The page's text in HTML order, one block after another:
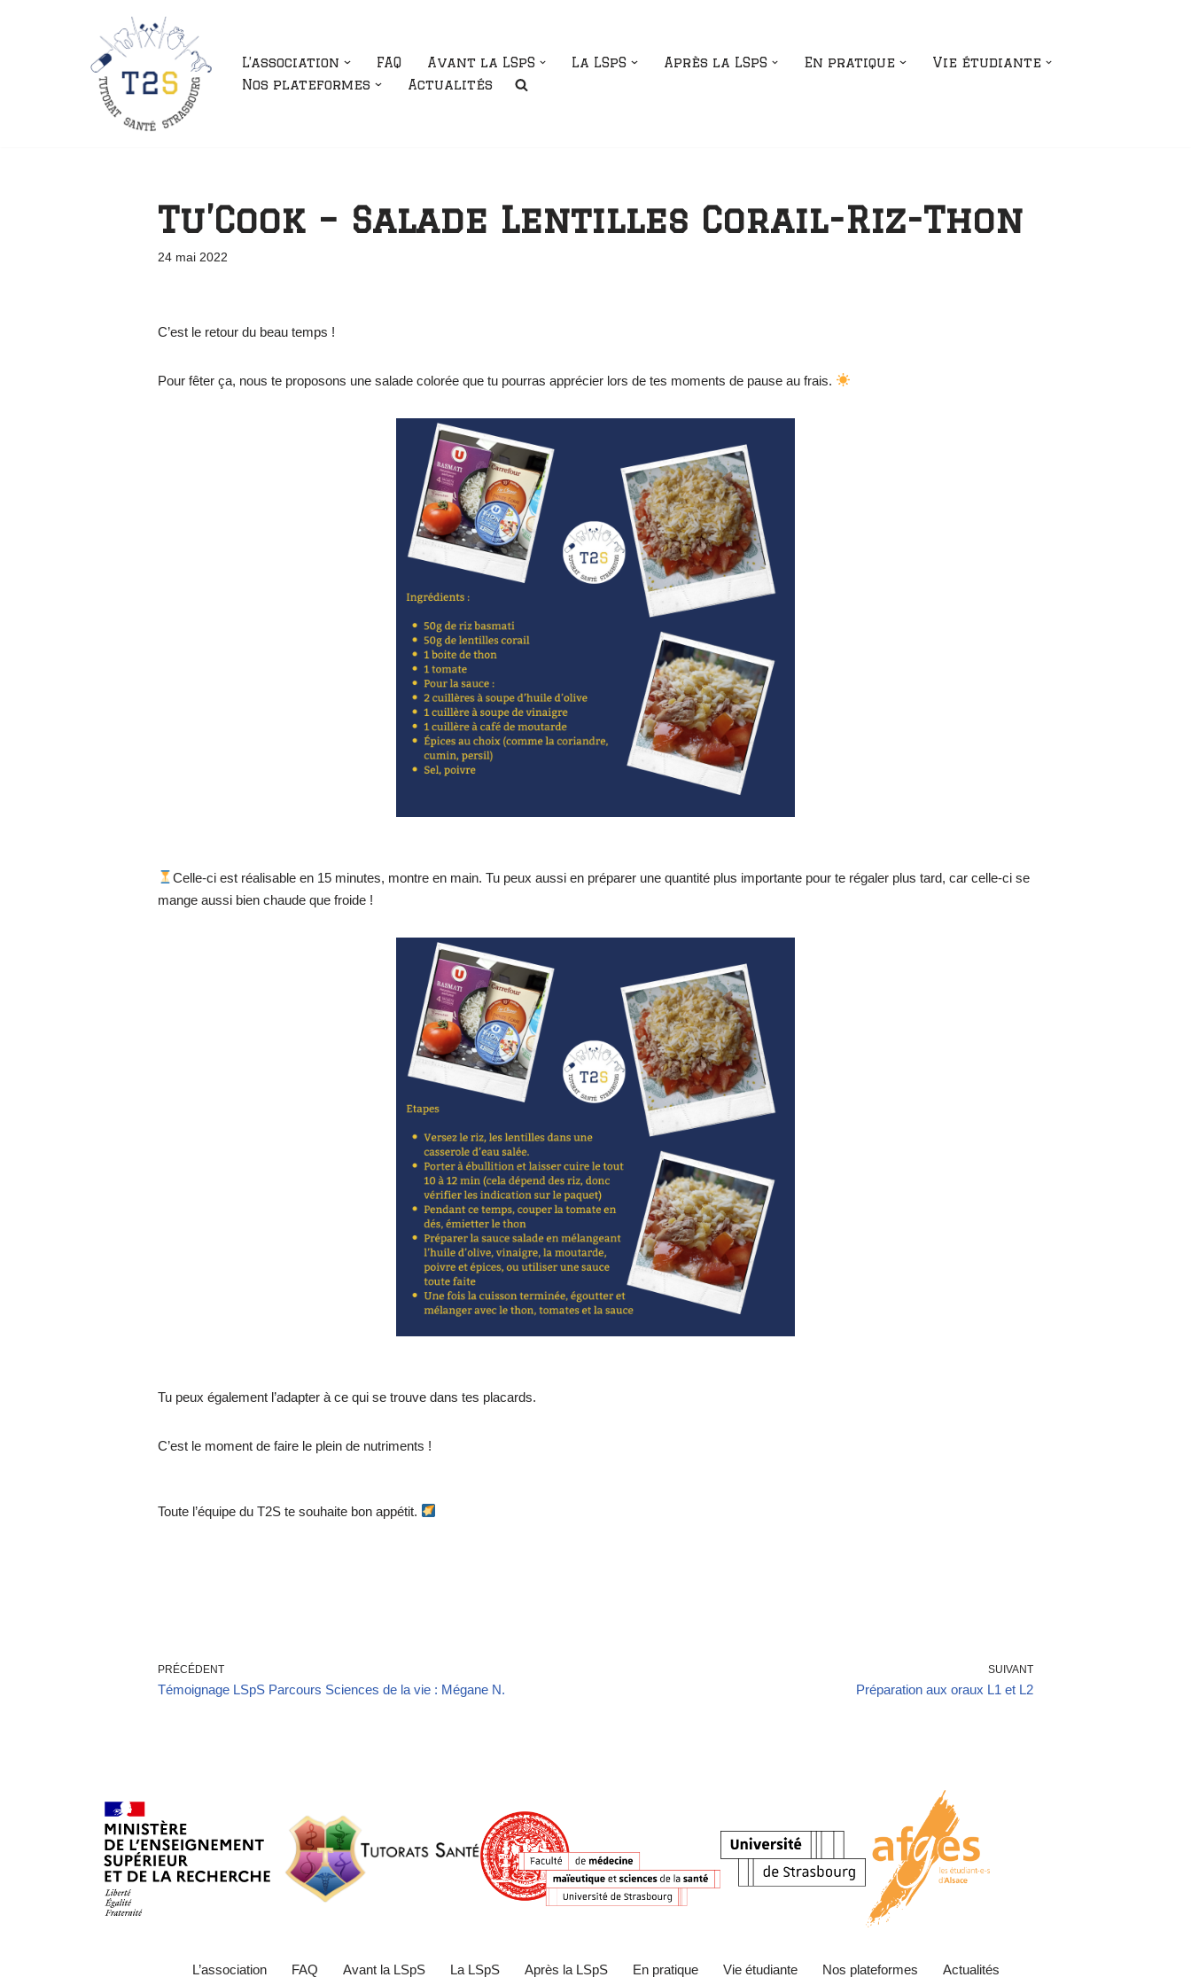
L’association FAQ Avant la LSpS La LSpS Après la LSpS En pratique
Vie étudiante
Nos plateformes
Actualités
Tu’Cook – Salade Lentilles Corail-Riz-Thon
24 mai 2022
C’est le retour du beau temps !
Pour fêter ça, nous te proposons une salade colorée que tu pourras apprécier lors de tes moments de pause au frais.
Celle-ci est réalisable en 15 minutes, montre en main. Tu peux aussi en préparer une quantité plus importante pour te régaler plus tard, car celle-ci se
mange aussi bien chaude que froide !
Tu peux également l’adapter à ce qui se trouve dans tes placards.
C’est le moment de faire le plein de nutriments !
Toute l’équipe du T2S te souhaite bon appétit.
PRÉCÉDENT
Témoignage LSpS Parcours Sciences de la vie : Mégane N.
SUIVANT
Préparation aux oraux L1 et L2
L’association FAQ Avant la LSpS La LSpS Après la LSpS En pratique Vie étudiante Nos plateformes Actualités